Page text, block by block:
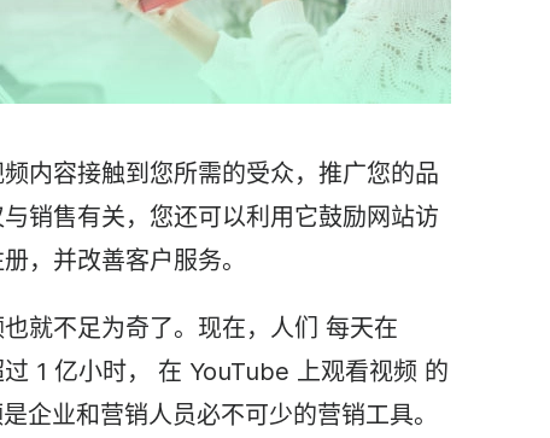
内容接触到您所需的受众，推广您的品
销售有关，您还可以利用它鼓励网站访
，并改善客户服务。
就不足为奇了。现在，人们 每天在
1 亿小时， 在 YouTube 上观看视频 的
是企业和营销人员必不可少的营销工具。